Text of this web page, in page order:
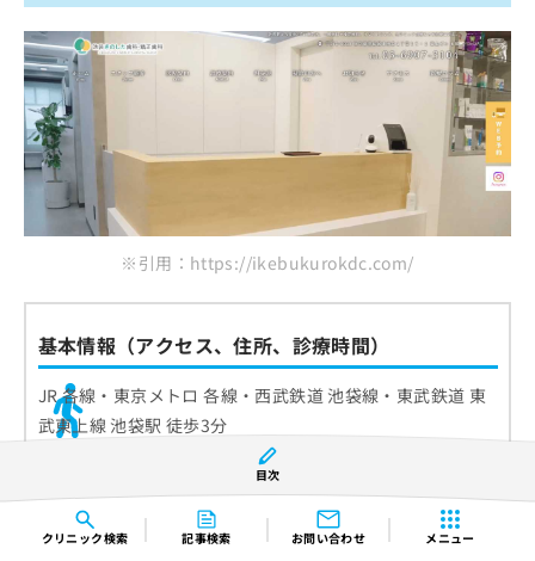
クリニック検索 記事検索 お問い合わせ メニュー
※引用：https://ikebukurokdc.com/
基本情報（アクセス、住所、診療時間）
JR 各線・東京メトロ 各線・西武鉄道 池袋線・東武鉄道 東
武東上線 池袋駅 徒歩3分
〒170-0013 東京都豊島区東池袋1丁目15-1 菱山ビル6階
目次